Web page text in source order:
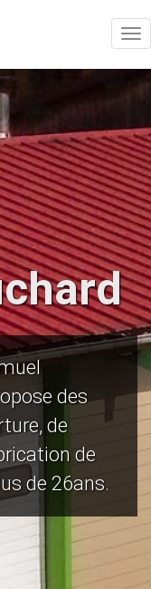
des
de
de
de 26ans.